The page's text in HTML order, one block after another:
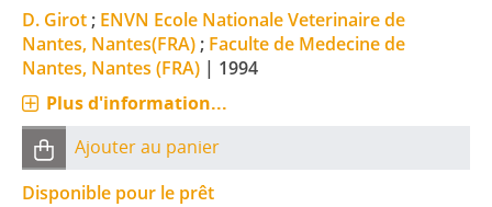
D. Girot ; ENVN Ecole Nationale Veterinaire de
Nantes, Nantes(FRA) ; Faculte de Medecine de
Nantes, Nantes (FRA) | 1994
Plus d'information...
Ajouter au panier
Disponible pour le prêt